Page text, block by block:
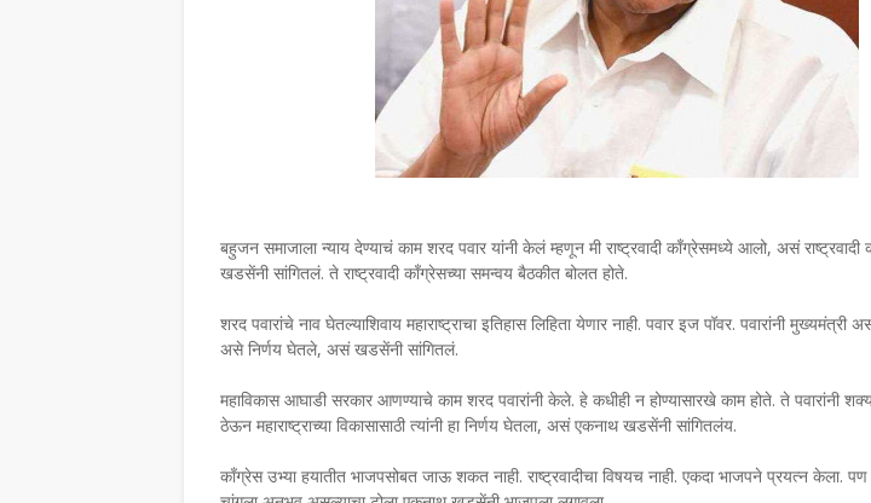
बहुजन समाजाला न्याय देण्याचं काम शरद पवार यांनी केलं म्हणून मी राष्ट्रवादी काँग्रेसमध्ये आलो, असं
खडसेंनी सांगितलं. ते राष्ट्रवादी काँग्रेसच्या समन्वय बैठकीत बोलत होते.
शरद पवारांचे नाव घेतल्याशिवाय महाराष्ट्राचा इतिहास लिहिता येणार नाही. पवार इज पॉवर. पवारांनी मुख्यमंत्री
असे निर्णय घेतले, असं खडसेंनी सांगितलं.
महाविकास आघाडी सरकार आणण्याचे काम शरद पवारांनी केले. हे कधीही न होण्यासारखे काम होते. ते पवारांनी
ठेऊन महाराष्ट्राच्या विकासासाठी त्यांनी हा निर्णय घेतला, असं एकनाथ खडसेंनी सांगितलंय.
काँग्रेस उभ्या हयातीत भाजपसोबत जाऊ शकत नाही. राष्ट्रवादीचा विषयच नाही. एकदा भाजपने प्रयत्न केला. पण